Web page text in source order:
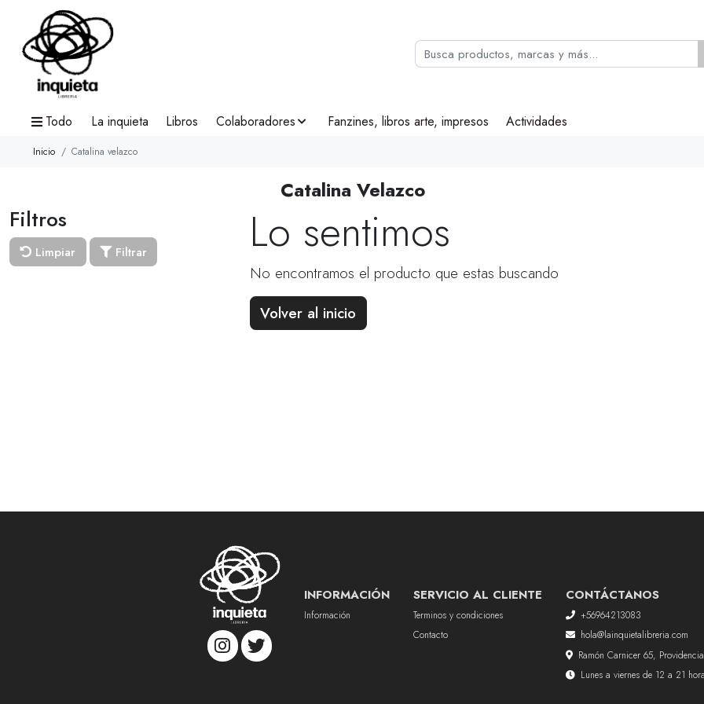
Todo La inquieta Libros Colaboradores Fanzines, libros arte, impresos Actividades
Inicio Catalina velazco
Catalina Velazco
Filtros
Limpiar Filtrar Lo sentimos
No encontramos el producto que estas buscando
Volver al inicio
INFORMACIÓN
Información
SERVICIO AL CLIENTE
Terminos y condiciones
Contacto
CONTÁCTANOS
+56964213083
hola@lainquietalibreria.com
Ramón Carnicer 65,
Lunes a viernes de 12 a 21